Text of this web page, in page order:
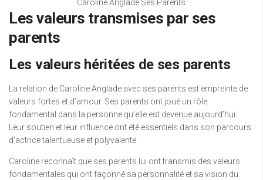
Caroline Anglade Ses Parents
Les valeurs transmises par ses
parents
Les valeurs héritées de ses parents
La relation de Caroline Anglade avec ses parents est empreinte de
valeurs fortes et d’amour. Ses parents ont joué un rôle
fondamental dans la personne qu’elle est devenue aujourd’hui.
Leur soutien et leur influence ont été essentiels dans son parcours
d’actrice talentueuse et polyvalente.
Caroline reconnaît que ses parents lui ont transmis des valeurs
fondamentales qui ont façonné sa personnalité et sa vision du